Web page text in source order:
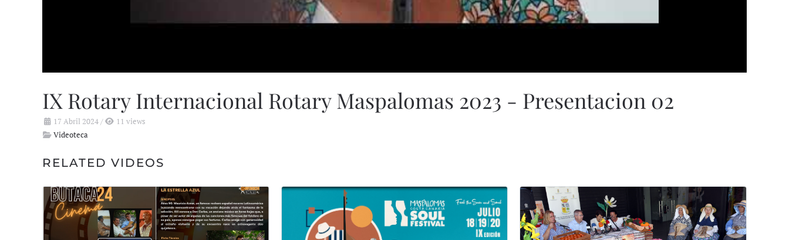
IX Rotary Internacional Rotary Maspalomas 2023 - Presentacion 02
17 Abril 2024/
11 views
Videoteca
RELATED VIDEOS